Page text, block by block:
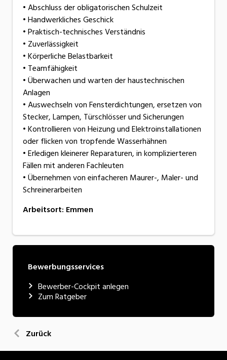
• Abschluss der obligatorischen Schulzeit
• Handwerkliches Geschick
• Praktisch-technisches Verständnis
• Zuverlässigkeit
• Körperliche Belastbarkeit
• Teamfähigkeit
• Überwachen und warten der haustechnischen
Anlagen
• Auswechseln von Fensterdichtungen, ersetzen von
Stecker, Lampen, Türschlösser und Sicherungen
• Kontrollieren von Heizung und Elektroinstallationen
oder flicken von tropfende Wasserhähnen
• Erledigen kleinerer Reparaturen, in komplizierteren
Fällen mit anderen Fachleuten
• Übernehmen von einfacheren Maurer-, Maler- und
Schreinerarbeiten
Arbeitsort: Emmen
Bewerbungsservices
Bewerber-Cockpit anlegen
Zum Ratgeber
Zurück